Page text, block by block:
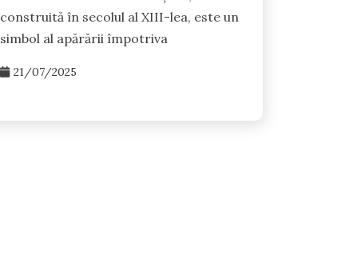
construită în secolul al XIII-lea, este un
simbol al apărării împotriva
21/07/2025